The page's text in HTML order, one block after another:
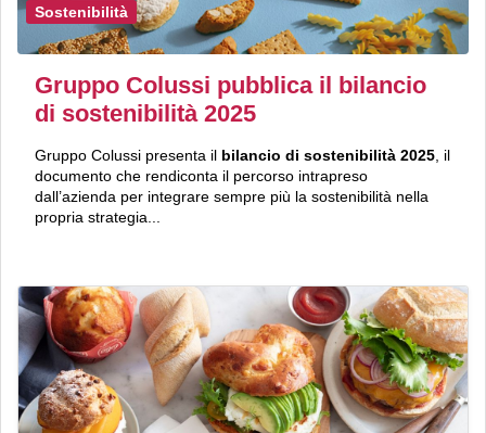
Sostenibilità
Gruppo Colussi pubblica il bilancio
di sostenibilità 2025
Gruppo Colussi presenta il bilancio di sostenibilità 2025 , il
documento che rendiconta il percorso intrapreso
dall’azienda per integrare sempre più la sostenibilità nella
propria strategia...